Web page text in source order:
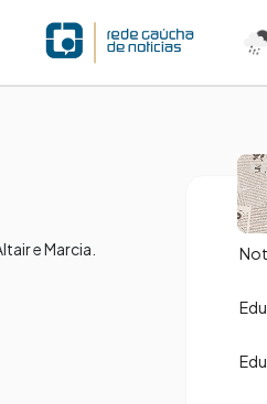
e Marcia.